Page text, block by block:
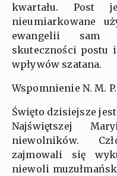
kwartału. Post
nieumiarkowane
ewangelii sam
skuteczności postu
wpływów szatana.
Wspomnienie N. M.
Święto dzisiejsze
Najświętszej
niewolników.
zajmowali się
niewoli